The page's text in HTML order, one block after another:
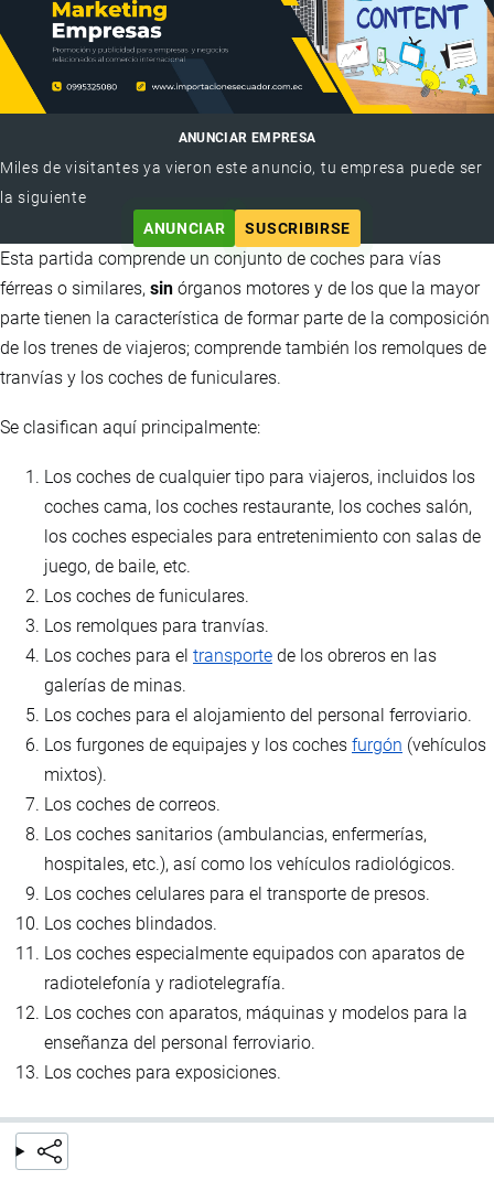
ANUNCIAR EMPRESA
Miles de visitantes ya vieron este anuncio, tu empresa puede ser
la siguiente
ANUNCIAR
SUSCRIBIRSE
Esta partida comprende un conjunto de coches para vías
férreas o similares, sin órganos motores y de los que la mayor
parte tienen la característica de formar parte de la composición
de los trenes de viajeros; comprende también los remolques de
tranvías y los coches de funiculares.
Se clasifican aquí principalmente:
Los coches de cualquier tipo para viajeros, incluidos los
coches cama, los coches restaurante, los coches salón,
los coches especiales para entretenimiento con salas de
juego, de baile, etc.
Los coches de funiculares.
Los remolques para tranvías.
Los coches para el transporte de los obreros en las
galerías de minas.
Los coches para el alojamiento del personal ferroviario.
Los furgones de equipajes y los coches furgón (vehículos
mixtos).
Los coches de correos.
Los coches sanitarios (ambulancias, enfermerías,
hospitales, etc.), así como los vehículos radiológicos.
Los coches celulares para el transporte de presos.
Los coches blindados.
Los coches especialmente equipados con aparatos de
radiotelefonía y radiotelegrafía.
Los coches con aparatos, máquinas y modelos para la
enseñanza del personal ferroviario.
Los coches para exposiciones.